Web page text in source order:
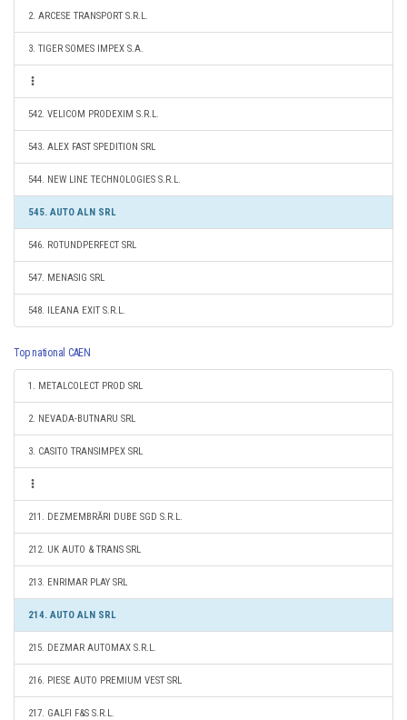
2. ARCESE TRANSPORT S.R.L.
3. TIGER SOMES IMPEX S.A.
542. VELICOM PRODEXIM S.R.L.
543. ALEX FAST SPEDITION SRL
544. NEW LINE TECHNOLOGIES S.R.L.
545. AUTO ALN SRL
546. ROTUNDPERFECT SRL
547. MENASIG SRL
548. ILEANA EXIT S.R.L.
Top national CAEN
1. METALCOLECT PROD SRL
2. NEVADA-BUTNARU SRL
3. CASITO TRANSIMPEX SRL
211. DEZMEMBRĂRI DUBE SGD S.R.L.
212. UK AUTO & TRANS SRL
213. ENRIMAR PLAY SRL
214. AUTO ALN SRL
215. DEZMAR AUTOMAX S.R.L.
216. PIESE AUTO PREMIUM VEST SRL
217. GALFI F&S S.R.L.